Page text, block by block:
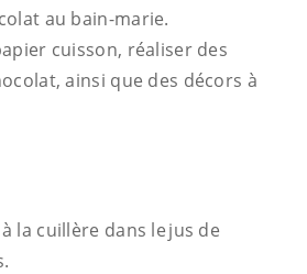
au bain-marie.
cuisson, réaliser des
ainsi que des décors à
la cuillère dans le jus de